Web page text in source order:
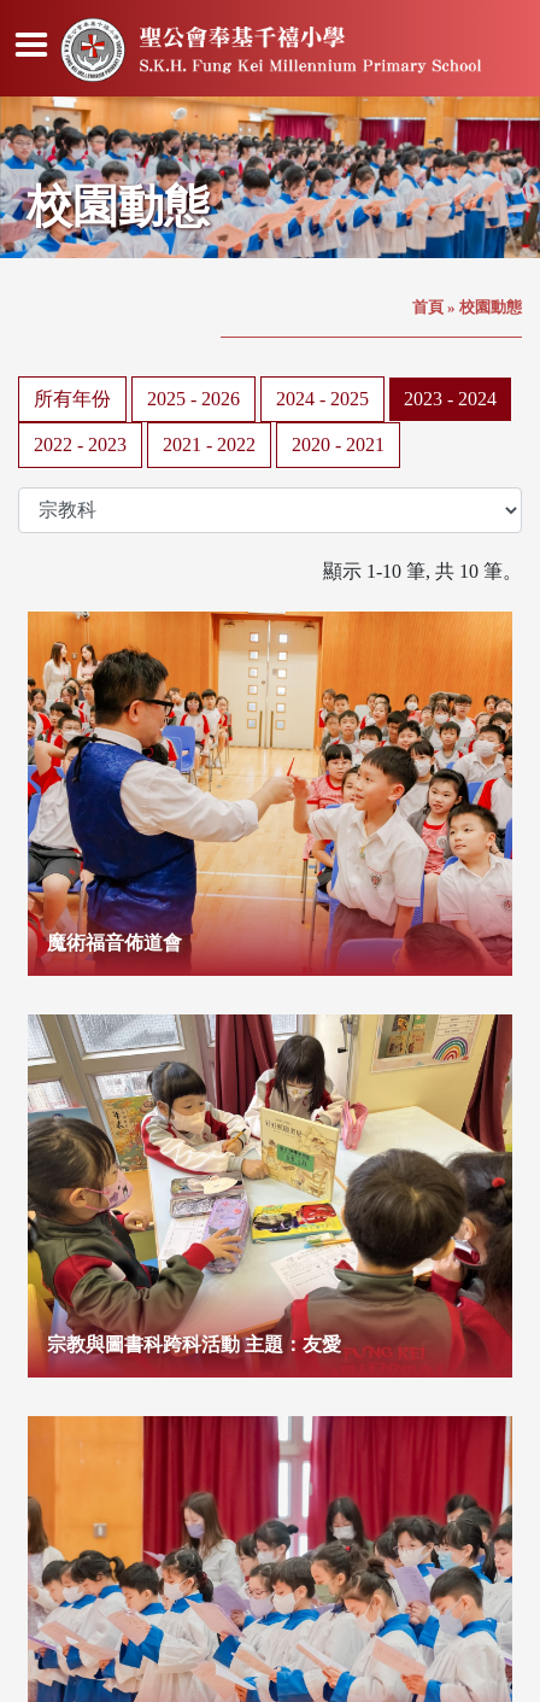
校園動態
首頁 » 校園動態
所有年份 2025 - 2026 2024 - 2025 2023 - 2024
2022 - 2023 2021 - 2022 2020 - 2021
顯示 1-10 筆, 共 10 筆。
魔術福音佈道會
宗教與圖書科跨科活動 主題：友愛